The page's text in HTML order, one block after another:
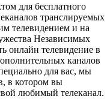
для бесплатного
транслируемых
телевидением и на
Независимых
онлайн телевидение в
каналов
для вас, мы
в котором вы
любимый телеканал.